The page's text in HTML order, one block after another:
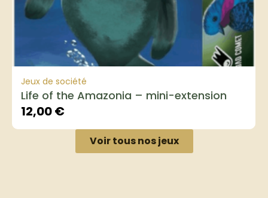
Jeux de société
Life of the Amazonia – mini-extension
12,00€
Voir tous nos jeux